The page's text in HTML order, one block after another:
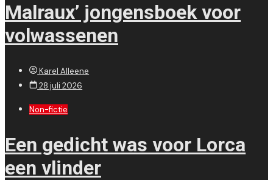
Malraux’ jongensboek voor
volwassenen
Karel Alleene
28 juli 2026
Non-fictie
Een gedicht was voor Lorca
een vlinder